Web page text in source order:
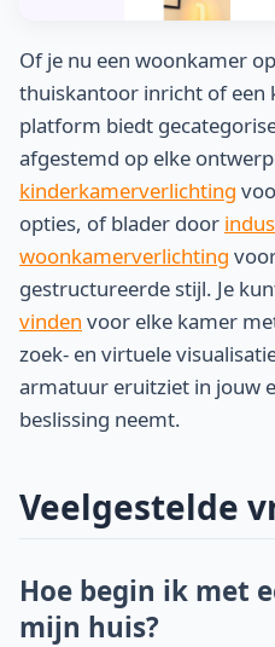
Of je nu een woonkamer
thuiskantoor inricht of
platform biedt
afgestemd op elke
kinderkamerverlichting
opties, of blader door
woonkamerverlichting
gestructureerde stijl. Je
vinden voor elke kamer
zoek- en virtuele
armatuur eruitziet in jouw
beslissing neemt.
Veelgestelde
Hoe begin ik met
mijn huis?